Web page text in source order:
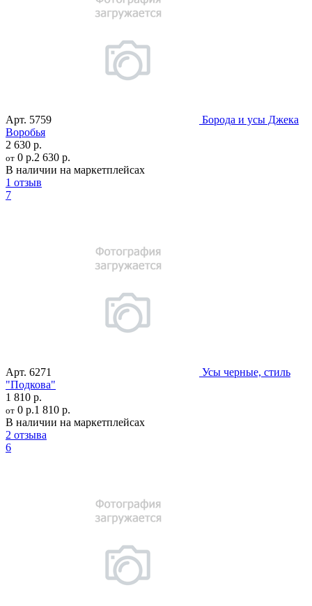
Арт. 5759
Борода и усы Джека
Воробья
2 630 р.
от 0 р.2 630 р.
В наличии на маркетплейсах
1 отзыв
7
Арт. 6271
Усы черные, стиль
"Подкова"
1 810 р.
от 0 р.1 810 р.
В наличии на маркетплейсах
2 отзыва
6